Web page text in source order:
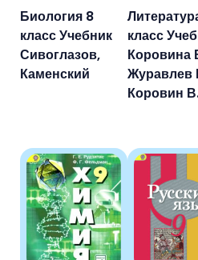
Биология 8
класс Учебник
Сивоглазов,
Каменский
класс
Коровина
Журавлев
Коровин